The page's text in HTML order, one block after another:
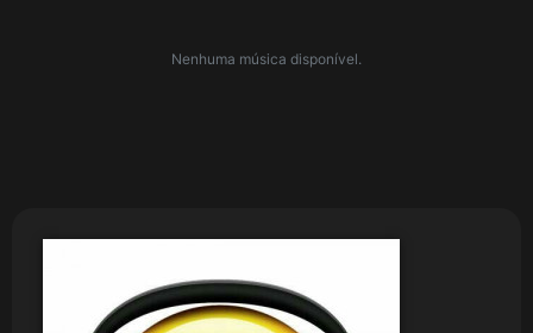
Nenhuma música disponível.